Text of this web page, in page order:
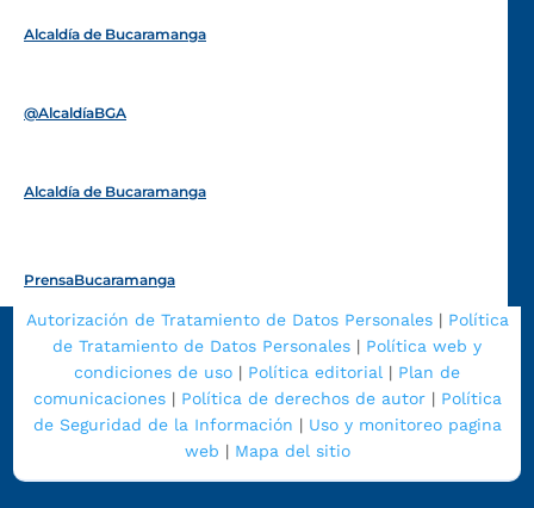
Alcaldía de Bucaramanga
@AlcaldíaBGA
Alcaldía de Bucaramanga
PrensaBucaramanga
Autorización de Tratamiento de Datos Personales| Política
de Tratamiento de Datos Personales | Política web y
condiciones de uso | Política editorial | Plan de
comunicaciones| Política de derechos de autor| Política
de Seguridad de la Información | Uso y monitoreo pagina
web | Mapa del sitio